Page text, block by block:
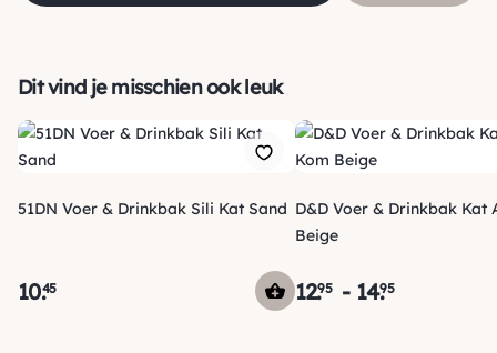
Dit vind je misschien ook leuk
51DN Voer & Drinkbak Sili Kat Sand
10.45
D&D Voer & Drinkbak Kat
Beige
12.95 - 14.95